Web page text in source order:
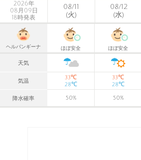
2026年
08月09日
18時発表
08/11
(火)
08/12
(水)
ヘルパンギーナ ほぼ安全 ほぼ安全
天気
気温
33℃
28℃
33℃
28℃
降水確率 50% 50%